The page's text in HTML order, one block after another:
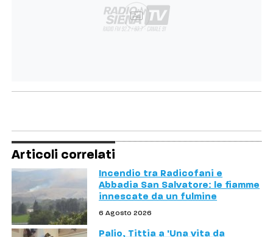
Ad
Articoli correlati
Incendio tra Radicofani e
Abbadia San Salvatore: le fiamme
innescate da un fulmine
6 Agosto 2026
Palio, Tittia a 'Una vita da